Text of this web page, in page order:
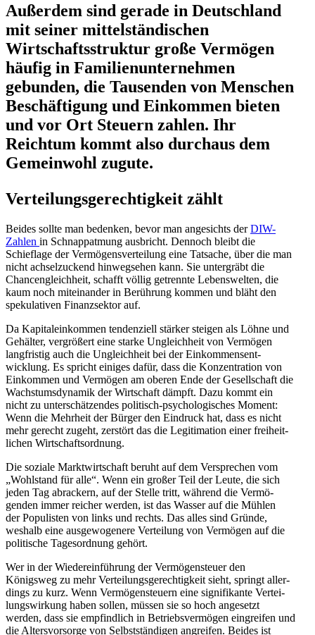
Außerdem sind gerade in Deutschland
mit seiner mittel­stän­di­schen
Wirtschafts­struktur große Vermögen
häufig in Famili­en­un­ter­nehmen
gebunden, die Tausenden von Menschen
Beschäf­tigung und Einkommen bieten
und vor Ort Steuern zahlen. Ihr
Reichtum kommt also durchaus dem
Gemeinwohl zugute.
Vertei­lungs­ge­rech­tigkeit zählt
Beides sollte man bedenken, bevor man angesichts derDIW-
Zahlen in Schnapp­atmung ausbricht. Dennoch bleibt die
Schieflage der Vermö­gens­ver­teilung eine Tatsache, über die man
nicht achsel­zu­ckend hinweg­sehen kann. Sie unter­gräbt die
Chancen­gleichheit, schafft völlig getrennte Lebens­welten, die
kaum noch mitein­ander in Berührung kommen und bläht den
speku­la­tiven Finanz­sektor auf.
Da Kapital­ein­kommen tenden­ziell stärker steigen als Löhne und
Gehälter, vergrößert eine starke Ungleichheit von Vermögen
langfristig auch die Ungleichheit bei der Einkom­mens­ent­
wicklung. Es spricht einiges dafür, dass die Konzen­tration von
Einkommen und Vermögen am oberen Ende der Gesell­schaft die
Wachs­tums­dy­namik der Wirtschaft dämpft. Dazu kommt ein
nicht zu unter­schät­zendes politisch-psycho­lo­gi­sches Moment:
Wenn die Mehrheit der Bürger den Eindruck hat, dass es nicht
mehr gerecht zugeht, zerstört das die Legiti­mation einer freiheit­
lichen Wirtschaftsordnung.
Die soziale Markt­wirt­schaft beruht auf dem Versprechen vom
„Wohlstand für alle“. Wenn ein großer Teil der Leute, die sich
jeden Tag abrackern, auf der Stelle tritt, während die Vermö­
genden immer reicher werden, ist das Wasser auf die Mühlen
der Populisten von links und rechts. Das alles sind Gründe,
weshalb eine ausge­wo­genere Verteilung von Vermögen auf die
politische Tages­ordnung gehört.
Wer in der Wieder­ein­führung der Vermö­gen­steuer den
Königsweg zu mehr Vertei­lungs­ge­rech­tigkeit sieht, springt aller­
dings zu kurz. Wenn Vermö­gen­steuern eine signi­fi­kante Vertei­
lungs­wirkung haben sollen, müssen sie so hoch angesetzt
werden, dass sie empfindlich in Betriebs­ver­mögen eingreifen und
die Alters­vor­sorge von Selbst­stän­digen angreifen. Beides ist